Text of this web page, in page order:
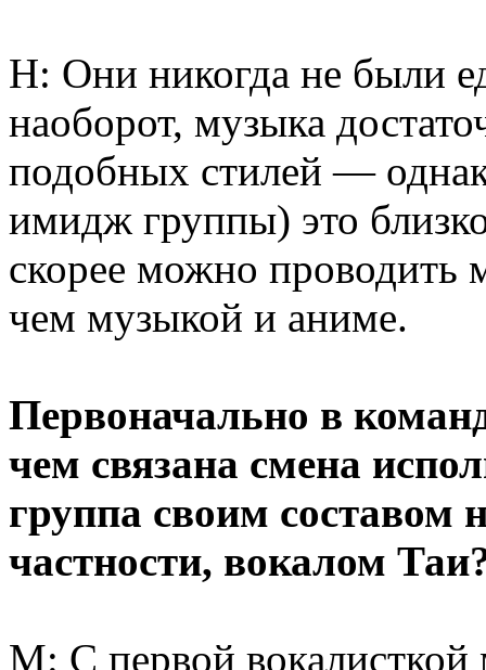
Н: Они никогда не были
наоборот, музыка
подобных стилей —
имидж группы) это
скорее можно
чем музыкой и аниме.
Первоначально в
чем связана смена
группа своим составом
частности, вокалом
М: С первой вокалисткой